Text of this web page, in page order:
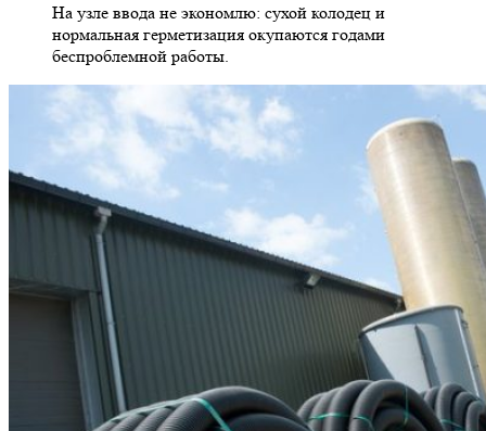
На узле ввода не экономлю: сухой колодец и
нормальная герметизация окупаются годами
беспроблемной работы.